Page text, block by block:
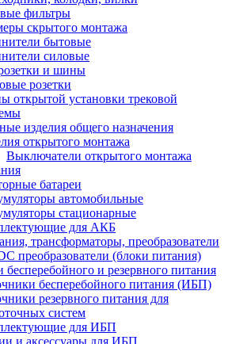
фильтры
скрытого монтажа
бытовые
силовые
и шины
розетки
открытой установки трековой
изделия общего назначения
открытого монтажа
Выключатели открытого монтажа
батареи
автомобильные
стационарные
для АКБ
трансформаторы, преобразователи
преобразователи (блоки питания)
и резервного питания
бесперебойного питания (ИБП)
резервного питания для
систем
для ИБП
и аксессуары для ИБП